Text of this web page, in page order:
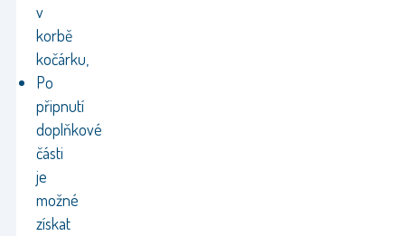
v
korbě
kočárku,
Po
připnutí
doplňkové
části
je
možné
získat